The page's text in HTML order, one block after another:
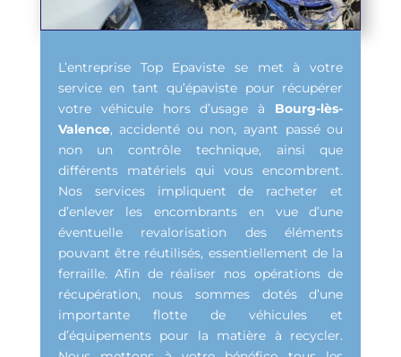
L’entreprise Top Epaviste se met à votre
service en tant qu’épaviste pour récupérer
votre véhicule hors d’usage à Bourg-lès-
Valence, accidenté ou non, ayant passé ou
non un contrôle technique, ainsi que
différents matériels qui vous encombrent.
Nos services impliquent de racheter et
d’enlever les encombrants en vue d’une
éventuelle revalorisation des éléments
pouvant être réutilisés, essentiellement de la
ferraille. Afin de réaliser nos opérations de
récupération, nous sommes dotés d’une
importante flotte de véhicules et
d’équipements pour la matière à recycler.